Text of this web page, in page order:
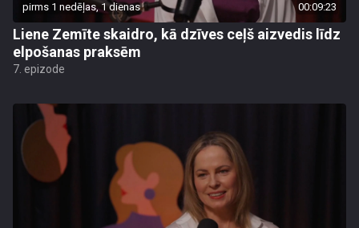
pirms 1 nedēļas, 1 dienas 00:09:23
Liene Zemīte skaidro, kā dzīves ceļš aizvedis līdz
elpošanas praksēm
7. epizode